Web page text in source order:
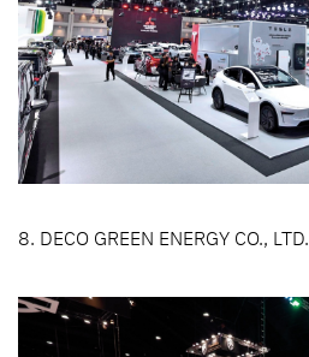
8. DECO GREEN ENERGY CO., LTD.